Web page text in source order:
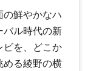
鮮やかなハ
バル時代の新
ビを、どこか
める綾野の横